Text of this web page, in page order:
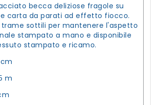
becca deliziose fragole su
carta da parati ad effetto fiocco.
sottili per mantenere l'aspetto
stampato a mano e disponibile
stampato e ricamo.
m